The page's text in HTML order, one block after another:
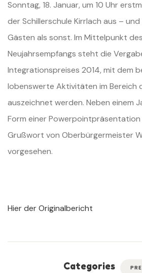
Sonntag, 18. Januar, um 10 Uhr
der Schillerschule Kirrlach aus –
Gästen als sonst. Im Mittelpunkt
Neujahrsempfangs steht die
Integrationspreises 2014, mit dem
lobenswerte Aktivitäten im Bereich
auszeichnet werden. Neben einem
Form einer Powerpointpräsentation
Grußwort von Oberbürgermeister
vorgesehen.
Hier der Originalbericht
Categories